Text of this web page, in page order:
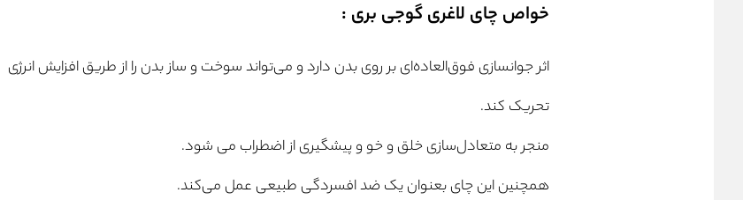
خواص چای لاغری گوجی بری :
اثر جوانسازی فوق‌العاده‌ای بر روی بدن دارد و می‌تواند سوخت‌ و ساز بدن را از طریق افزایش انرژی
تحریک کند.
منجر به متعادل‌سازی خلق‌ و خو و پیشگیری از اضطراب می شود.
همچنین این چای بعنوان یک ضد افسردگی طبیعی عمل می‌کند.